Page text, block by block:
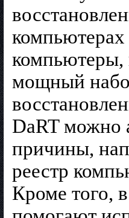
компьютеры,
мощный
DaRT можно
причины,
реестр
Кроме того,